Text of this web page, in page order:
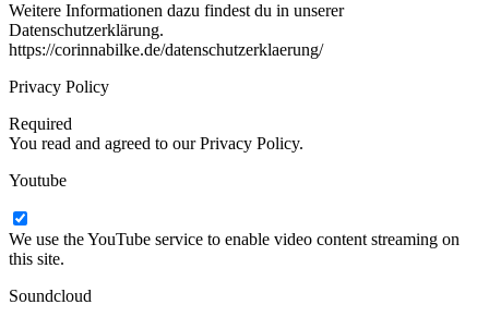
Weitere Informationen dazu findest du in unserer
Datenschutzerklärung.
https://corinnabilke.de/datenschutzerklaerung/
Privacy Policy
Required
You read and agreed to our Privacy Policy.
Youtube
We use the YouTube service to enable video content streaming on
this site.
Soundcloud